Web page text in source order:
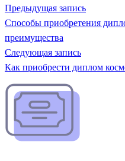
Предыдущая запись
Способы приобретения
преимущества
Следующая запись
Как приобрести диплом